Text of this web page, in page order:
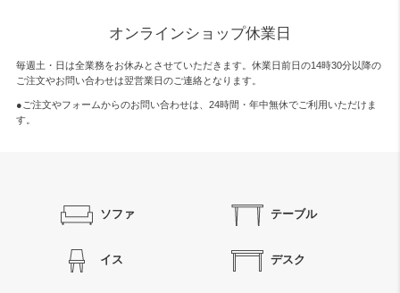
オンラインショップ休業日
毎週土・日は全業務をお休みとさせていただきます。休業日前日の14時30分以降の
ご注文やお問い合わせは翌営業日のご連絡となります。
●ご注文やフォームからのお問い合わせは、 24時間・年中無休でご利用いただけま
す。
ソファ テーブル
イス デスク